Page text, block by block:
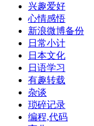
兴趣爱好
心情感悟
新浪微博备份
日常小计
日本文化
日语学习
有趣转载
杂谈
琐碎记录
编程,代码